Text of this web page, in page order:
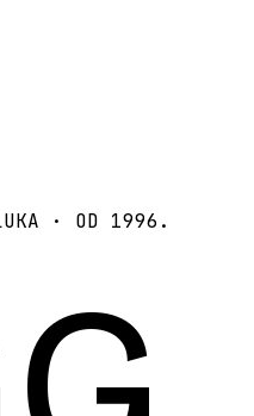
· OD 1996.